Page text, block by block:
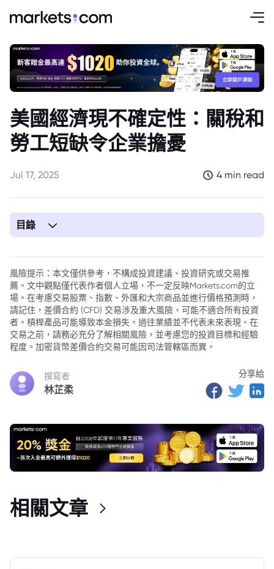
美國經濟現不確定性：關稅和
勞工短缺令企業擔憂
Jul 17, 2025 4 min read
目錄
風險提示：本文僅供參考，不構成投資建議、投資研究或交易推
薦。文中觀點僅代表作者個人立場，不一定反映Markets.com的立
場。在考慮交易股票、指數、外匯和大宗商品並進行價格預測時，
請記住，差價合約 (CFD) 交易涉及重大風險，可能不適合所有投資
者。槓桿產品可能導致本金損失。過往業績並不代表未來表現。在
交易之前，請務必充分了解相關風險，並考慮您的投資目標和經驗
程度。加密貨幣差價合約交易可能因司法管轄區而異。
撰寫者
林芷柔
分享給
相關文章